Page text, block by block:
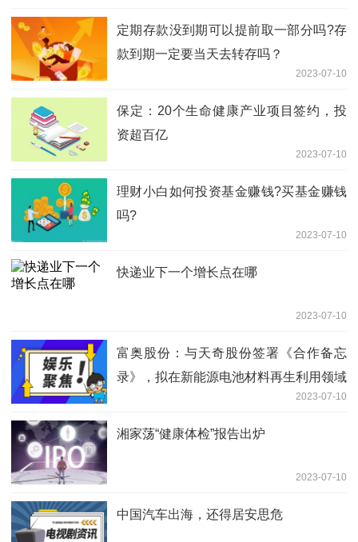
定期存款没到期可以提前取一部分吗?存
款到期一定要当天去转存吗？
2023-07-10
保定：20个生命健康产业项目签约，投
资超百亿
2023-07-10
理财小白如何投资基金赚钱?买基金赚钱
吗?
2023-07-10
快递业下一个增长点在哪
2023-07-10
富奥股份：与天奇股份签署《合作备忘
录》，拟在新能源电池材料再生利用领域
2023-07-10
湘家荡“健康体检”报告出炉
2023-07-10
中国汽车出海，还得居安思危